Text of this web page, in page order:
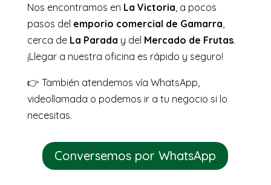
Nos encontramos en La Victoria , a pocos
pasos del emporio comercial de Gamarra
cerca de La Parada y del Mercado de Frutas.
¡Llegar a nuestra oficina es rápido y seguro!
👉 También atendemos vía WhatsApp,
videollamada o podemos ir a tu negocio si lo
necesitas.
Conversemos por WhatsApp